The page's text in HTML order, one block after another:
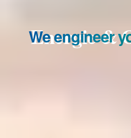
Energie &
We engineer